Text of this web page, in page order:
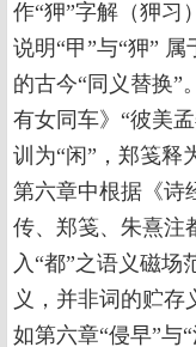
作“狎”字解（狎习
说明“甲”与“狎”
的古今“同义替换”
有女同车》“彼美
训为“闲”，郑笺释
第六章中根据《诗
传、郑笺、朱熹注
入“都”之语义磁场
义，并非词的贮存
如第六章“侵早”与